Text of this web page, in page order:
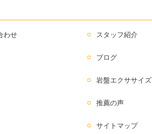
わせ スタッフ紹介
ブログ
岩盤エクササイズ
推薦の声
サイトマップ